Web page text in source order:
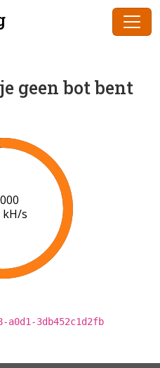
geen bot bent
kH/s
a0d1-3db452c1d2fb